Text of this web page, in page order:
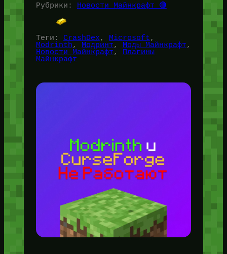
Рубрики: Новости Майнкрафт 🔴
Теги: CrashDex, Microsoft
Modrinth, Модринт, Моды Майнкрафт
Новости Майнкрафт,
Плагины
Майнкрафт